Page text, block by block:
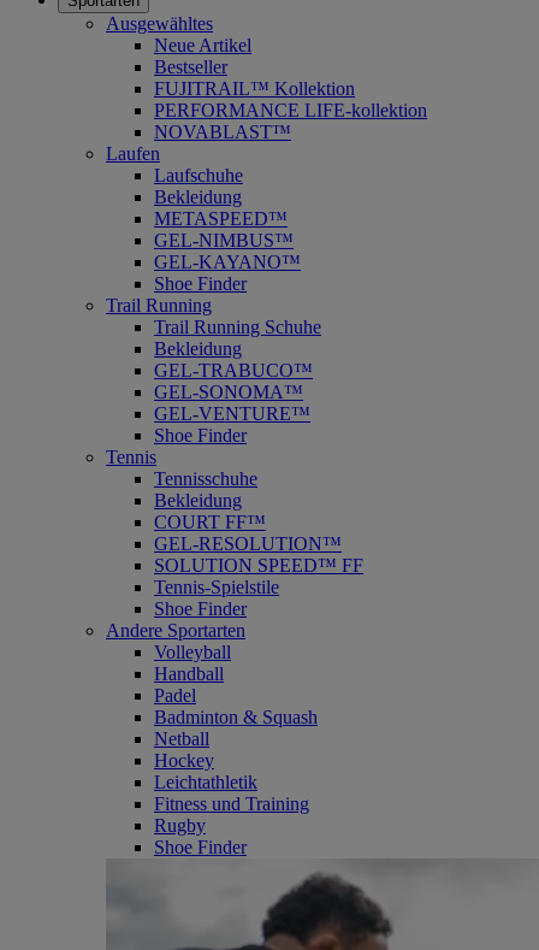
Ausgewähltes
Neue Artikel
Bestseller
FUJITRAIL™ Kollektion
PERFORMANCE LIFE-kollektion
NOVABLAST™
Laufen
Laufschuhe
Bekleidung
METASPEED™
GEL-NIMBUS™
GEL-KAYANO™
Shoe Finder
Trail Running
Trail Running Schuhe
Bekleidung
GEL-TRABUCO™
GEL-SONOMA™
GEL-VENTURE™
Shoe Finder
Tennis
Tennisschuhe
Bekleidung
COURT FF™
GEL-RESOLUTION™
SOLUTION SPEED™ FF
Tennis-Spielstile
Shoe Finder
Andere Sportarten
Volleyball
Handball
Padel
Badminton & Squash
Netball
Hockey
Leichtathletik
Fitness und Training
Rugby
Shoe Finder